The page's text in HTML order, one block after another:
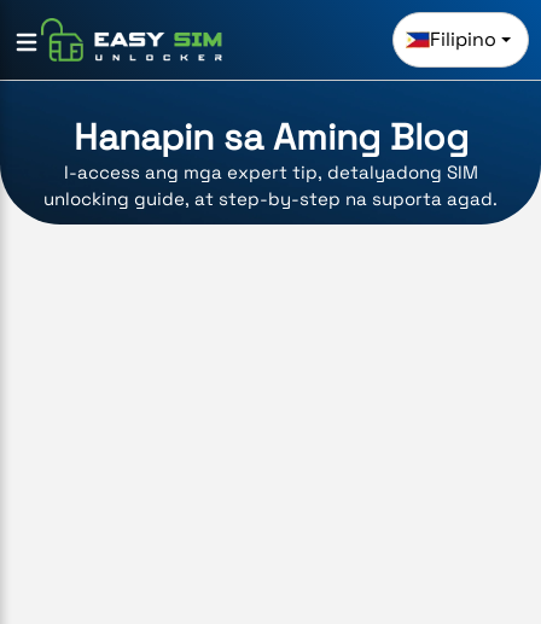
Filipino
Hanapin sa Aming Blog
I-access ang mga expert tip, detalyadong SIM
unlocking guide, at step-by-step na suporta agad.